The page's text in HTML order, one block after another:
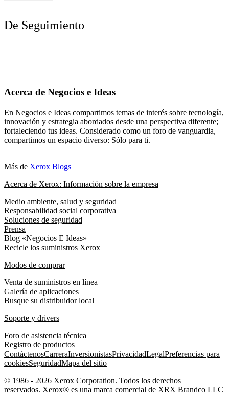
De Seguimiento
Acerca de Negocios e Ideas
En Negocios e Ideas compartimos temas de interés sobre tecnología,
innovación y estrategia abordados desde una perspectiva diferente;
fortaleciendo tus ideas. Considerado como un foro de vanguardia,
compartimos un espacio diverso: Sólo para ti.
Más de Xerox Blogs
Acerca de Xerox: Información sobre la empresa
Medio ambiente, salud y seguridad
Responsabilidad social corporativa
Soluciones de seguridad
Prensa
Blog «Negocios E Ideas»
Recicle los suministros Xerox
Modos de comprar
Venta de suministros en línea
Galería de aplicaciones
Busque su distribuidor local
Soporte y drivers
Foro de asistencia técnica
Registro de productos
ContáctenosCarreraInversionistasPrivacidadLegalPreferencias para
cookiesSeguridadMapa del sitio
© 1986 - 2026 Xerox Corporation. Todos los derechos
reservados. Xerox® es una marca comercial de XRX Brandco LLC